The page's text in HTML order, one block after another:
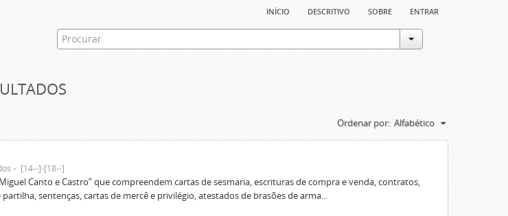
início descritivo sobre entrar
Ordenar por: Alfabético
[14--]-[18--]
Canto e Castro” que compreendem cartas de sesmaria, escrituras de compra e venda, contratos,
sentenças, cartas de mercê e privilégio, atestados de brasões de arma...